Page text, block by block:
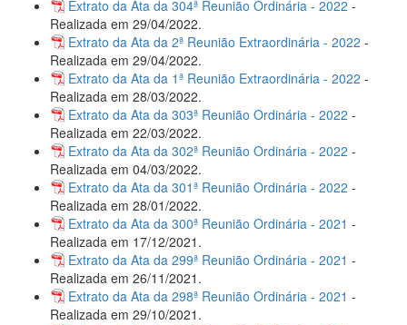
Extrato da Ata da 304ª Reunião Ordinária - 2022 -
Realizada em 29/04/2022.
Extrato da Ata da 2ª Reunião Extraordinária - 2022 -
Realizada em 29/04/2022.
Extrato da Ata da 1ª Reunião Extraordinária - 2022 -
Realizada em 28/03/2022.
Extrato da Ata da 303ª Reunião Ordinária - 2022 -
Realizada em 22/03/2022.
Extrato da Ata da 302ª Reunião Ordinária - 2022 -
Realizada em 04/03/2022.
Extrato da Ata da 301ª Reunião Ordinária - 2022 -
Realizada em 28/01/2022.
Extrato da Ata da 300ª Reunião Ordinária - 2021 -
Realizada em 17/12/2021.
Extrato da Ata da 299ª Reunião Ordinária - 2021 -
Realizada em 26/11/2021.
Extrato da Ata da 298ª Reunião Ordinária - 2021 -
Realizada em 29/10/2021.